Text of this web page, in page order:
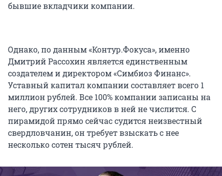
бывшие вкладчики компании.
Однако, по данным «Контур.Фокуса», именно
Дмитрий Рассохин является единственным
создателем и директором «Симбиоз Финанс».
Уставный капитал компании составляет всего 1
миллион рублей. Все 100% компании записаны на
него, других сотрудников в ней не числится. С
пирамидой прямо сейчас судится неизвестный
свердловчанин, он требует взыскать с нее
несколько сотен тысяч рублей.